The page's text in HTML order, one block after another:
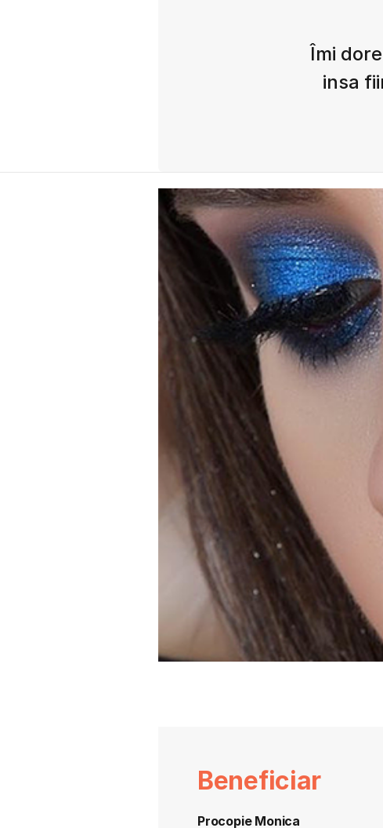
Îmi
insa
Beneficiar
Procopie Monica